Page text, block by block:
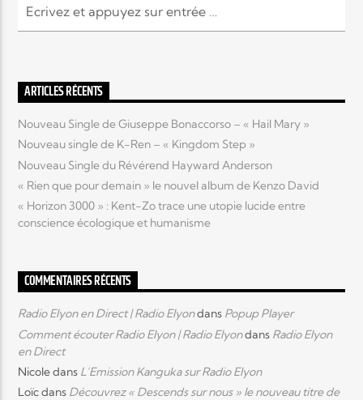
ARTICLES RÉCENTS
Nouveau Single de Giuseppe Bonaccorso – « Hail Mary »
Nouveau single de K-Ren – « Kingdom Step »
Nouveau Single du Révérend Hayward Anderson
« Rien que pour demain » le nouvel album de Kenzo David
« Horizon 3000 » : Kent-Zo trace une utopie lucide entre
conscience écologique et humanisme
COMMENTAIRES RÉCENTS
Radio Elyon en Direct | Radio Elyondans Popup Player
Comment écouter Radio Elyon | Radio Elyondans Radio Elyon
en Direct
Nicoledans L’Emission Kanguka sur Radio Elyon
Loïcdans Découvrez « Descends sur nous » le nouveau titre de